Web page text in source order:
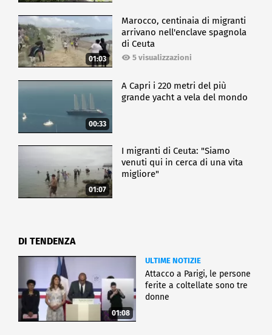
01:03
Marocco, centinaia di migranti
arrivano nell'enclave spagnola
di Ceuta
5 visualizzazioni
00:33
A Capri i 220 metri del più
grande yacht a vela del mondo
01:07
I migranti di Ceuta: "Siamo
venuti qui in cerca di una vita
migliore"
DI TENDENZA
01:08
ULTIME NOTIZIE
Attacco a Parigi, le persone
ferite a coltellate sono tre
donne